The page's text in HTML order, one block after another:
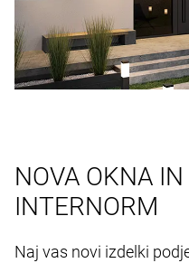
NOVA OKNA
INTERNORM
Naj vas novi izdelki